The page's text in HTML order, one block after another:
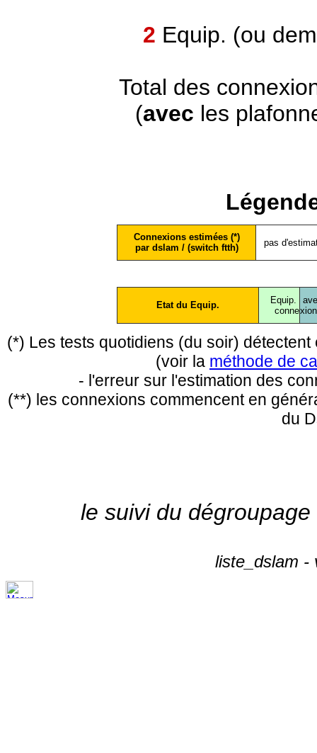
2 Equip. (ou
Total des
(avec les
Connexions estimées (*)
par dslam / (switch ftth)
pas
Etat du Equip.
Equip.
conne
(*) Les tests quotidiens (du soir)
(voir la méthode de
- l'erreur sur l'estimation des
(**) les connexions commencent en
du
le suivi du
liste_dslam -